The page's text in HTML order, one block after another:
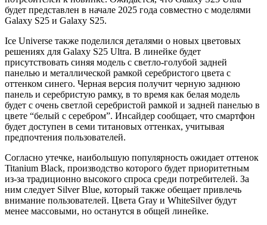
будет представлен в начале 2025 года совместно с моделями
Galaxy S25 и Galaxy S25.
Ice Universe также поделился деталями о новых цветовых
решениях для Galaxy S25 Ultra. В линейке будет
присутствовать синяя модель с светло-голубой задней
панелью и металлической рамкой серебристого цвета с
оттенком синего. Черная версия получит черную заднюю
панель и серебристую рамку, в то время как белая модель
будет с очень светлой серебристой рамкой и задней панелью в
цвете “белый с серебром”. Инсайдер сообщает, что смартфон
будет доступен в семи титановых оттенках, учитывая
предпочтения пользователей.
Согласно утечке, наибольшую популярность ожидает оттенок
Titanium Black, производство которого будет приоритетным
из-за традиционно высокого спроса среди потребителей. За
ним следует Silver Blue, который также обещает привлечь
внимание пользователей. Цвета Gray и WhiteSilver будут
менее массовыми, но останутся в общей линейке.